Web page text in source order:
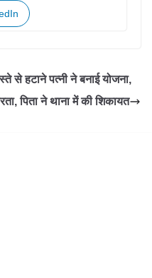
से हटाने पत्‍नी ने बनाई योजना,
पिता ने थाना में की शिकायत